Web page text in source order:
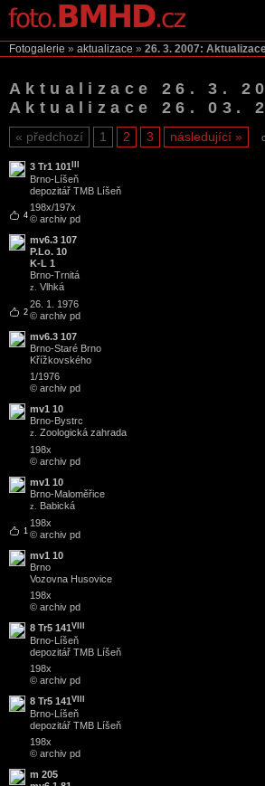
Fotogalerie » aktualizace » 26. 3. 2007:
Aktualizace 26. 3.
Aktualizace 26. 03.
předchozí 1 2 3 následující
4
3 Tr1 101
Brno-Líšeň
depozitář TMB Líšeň
198x/197x
© archiv pd
2
mv6.3 107
P.Lo. 10
K-L 1
Brno-Trnitá
z. Vlhká
26. 1. 1976
© archiv pd
mv6.3 107
Brno-Staré Brno
Křížkovského
1/1976
© archiv pd
mv1 10
Brno-Bystrc
z. Zoologická zahrada
198x
© archiv pd
1
mv1 10
Brno-Maloměřice
z. Babická
198x
© archiv pd
mv1 10
Brno
Vozovna Husovice
198x
© archiv pd
8 Tr5 141VIII
Brno-Líšeň
depozitář TMB Líšeň
198x
© archiv pd
8 Tr5 141VIII
Brno-Líšeň
depozitář TMB Líšeň
198x
© archiv pd
m 205